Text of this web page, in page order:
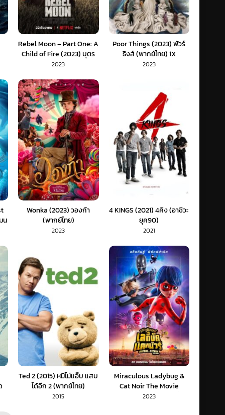
Rebel Moon – Part One: A
Child of Fire (2023) บุตร
แห่งเปลวไฟ (พากย์ไทย)
2023
Poor Things (2023) พัวร์
ธิงส์ (พากย์ไทย) 1X
2023
น
Wonka (2023) วองก้า
(พากย์ไทย)
2023
4 KINGS (2021) 4คิง (อาชีวะ
ยุค90)
2021
Ted 2 (2015) หมีไม่แอ๊บ แสบ
ได้อีก 2 (พากย์ไทย)
2015
Miraculous Ladybug &
Cat Noir The Movie
(2023) ฮีโร่มหัศจรรย์ เลดี้บัก
2023